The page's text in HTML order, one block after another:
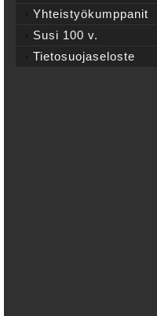
Yhteistyökumppanit
Susi 100 v.
Tietosuojaseloste